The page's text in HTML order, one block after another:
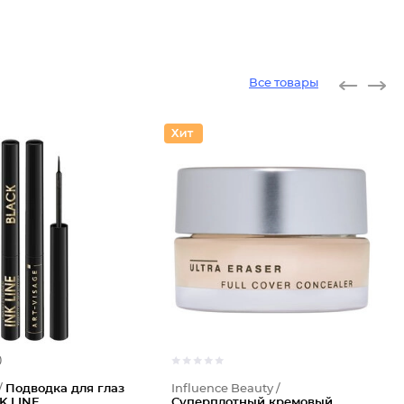
Все товары
Подводка для глаз
Influence Beauty /